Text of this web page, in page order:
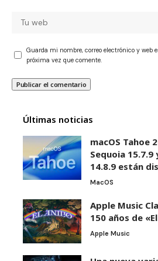
Guarda mi nombre, correo electrónico y web
próxima vez que comente.
Últimas noticias
macOS Tahoe
Sequoia 15.7.9
14.8.9 están
MacOS
Apple Music
150 años de
Apple Music